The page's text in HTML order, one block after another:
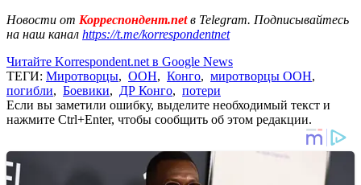
Новости от Корреспондент.netв Telegram. Подписывайтесь
на наш канал https://t.me/korrespondentnet
Читайте Korrespondent.net в Google News
ТЕГИ: Миротворцы, ООН, Конго, миротворцы ООН,
погибли, Боевики, ДР Конго, потери
Если вы заметили ошибку, выделите необходимый текст и
нажмите Ctrl+Enter, чтобы сообщить об этом редакции.